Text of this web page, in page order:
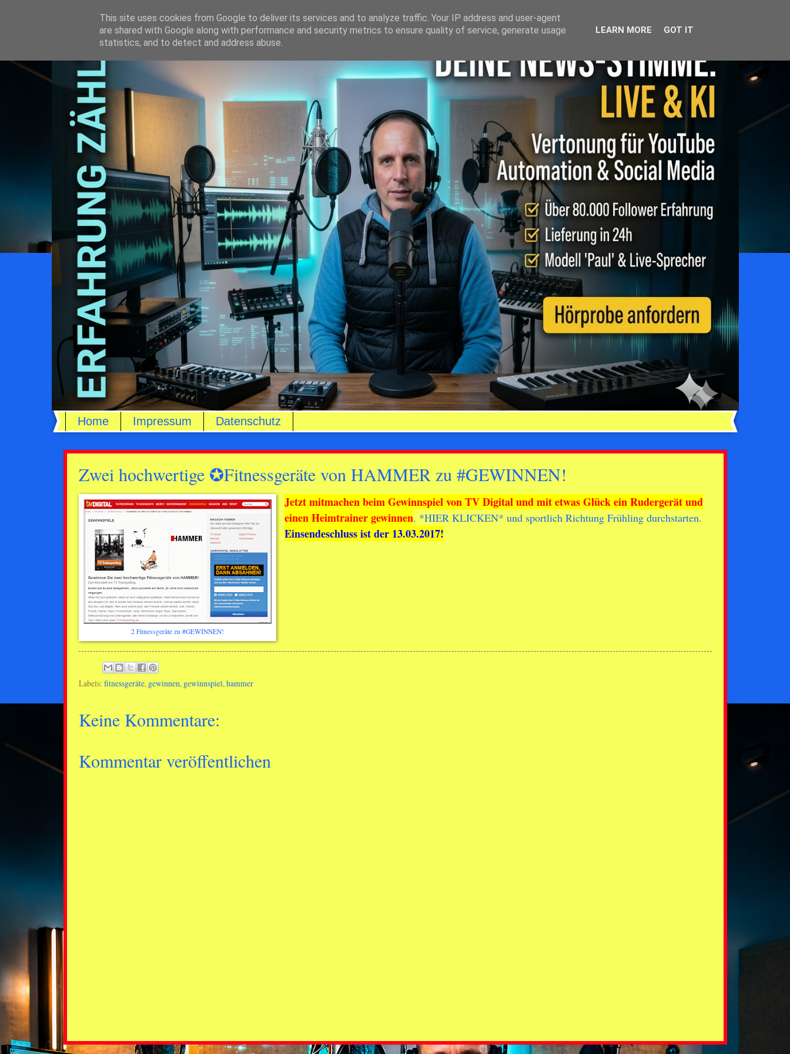
Home Impressum Datenschutz
Zwei hochwertige ✪Fitnessgeräte von HAMMER zu #GEWINNEN!
2 Fitnessgeräte zu #GEWINNEN!
Jetzt mitmachen beim Gewinnspiel von TV Digital und mit etwas Glück ein Rudergerät und
einen Heimtrainer gewinnen. *HIER KLICKEN* und sportlich Richtung Frühling durchstarten.
Einsendeschluss ist der 13.03.2017!
Labels: fitnessgeräte, gewinnen, gewinnspiel,hammer
Keine Kommentare:
Kommentar veröffentlichen
This site uses cookies from Google to deliver its services and to analyze traffic. Your IP address and user-agent
are shared with Google along with performance and security metrics to ensure quality of service, generate usage
statistics, and to detect and address abuse.
LEARN MORE GOT IT